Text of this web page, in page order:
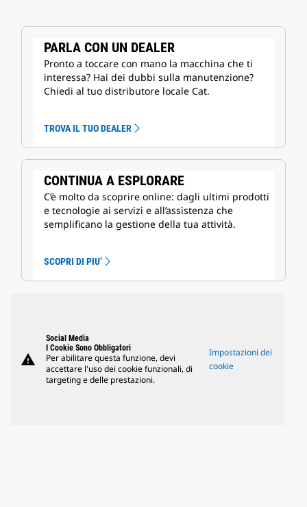
PARLA CON UN DEALER
Pronto a toccare con mano la macchina che ti
interessa? Hai dei dubbi sulla manutenzione?
Chiedi al tuo distributore locale Cat.
TROVA IL TUO DEALER
CONTINUA A ESPLORARE
C’è molto da scoprire online: dagli ultimi prodotti
e tecnologie ai servizi e all’assistenza che
semplificano la gestione della tua attività.
SCOPRI DI PIU’
warning
Social Media
I Cookie Sono Obbligatori
Per abilitare questa funzione, devi
accettare l'uso dei cookie funzionali, di
targeting e delle prestazioni.
Impostazioni dei
cookie